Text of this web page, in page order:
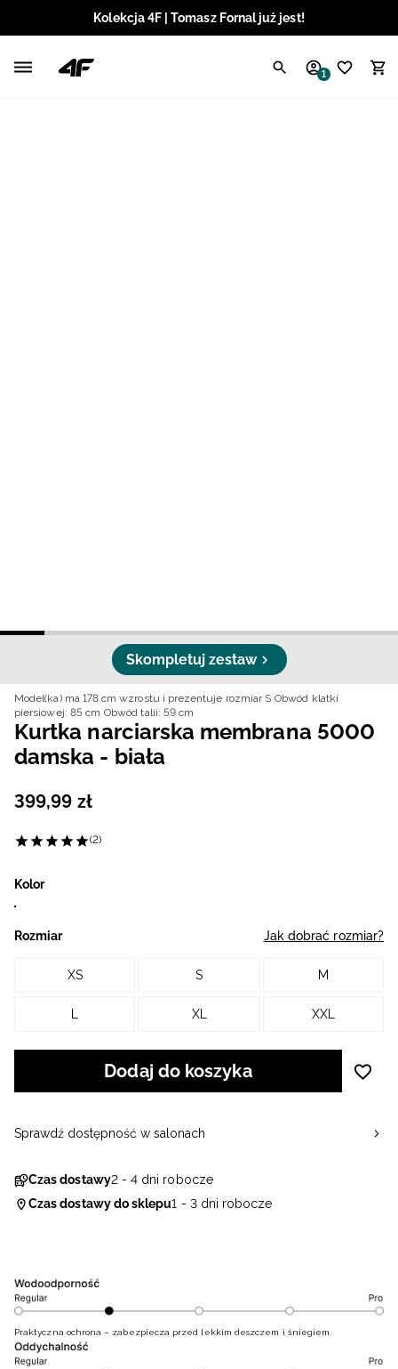
Kolekcja 4F | Tomasz Fornal już jest!
1
Skompletuj zestaw
Model(ka) ma 178 cm wzrostu i prezentuje rozmiar S Obwód klatki
piersiowej: 85 cm Obwód talii: 59 cm
Kurtka narciarska membrana 5000
damska - biała
399,99 zł
(2)
Kolor
Rozmiar Jak dobrać rozmiar?
XS S M
L XL XXL
Dodaj do koszyka
Czas dostawy2 - 4 dni robocze
Czas dostawy do sklepu1 - 3 dni robocze
Sprawdź dostępność w salonach
Praktyczna ochrona – zabezpiecza przed lekkim deszczem i śniegiem.